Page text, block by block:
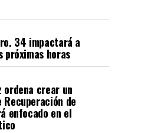
34 impactará a
próximas horas
ordena crear un
de
enfocado en el